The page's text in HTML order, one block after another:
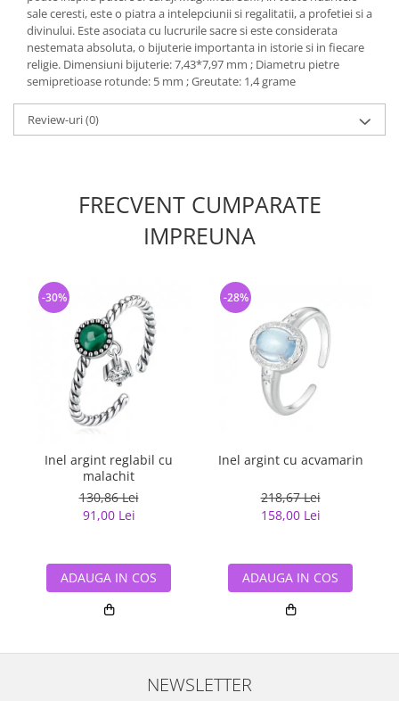
sale ceresti, este o piatra a intelepciunii si regalitatii, a profetiei si a
divinului. Este asociata cu lucrurile sacre si este considerata
nestemata absoluta, o bijuterie importanta in istorie si in fiecare
religie. Dimensiuni bijuterie: 7,43*7,97 mm ; Diametru pietre
semipretioase rotunde: 5 mm ; Greutate: 1,4 grame
Review-uri(0)
FRECVENT CUMPARATE
IMPREUNA
Inel argint reglabil cu
malachit
130,86 Lei
91,00 Lei
-30%
ADAUGA IN COS
Inel argint cu acvamarin
218,67 Lei
158,00 Lei
-28%
ADAUGA IN COS
NEWSLETTER